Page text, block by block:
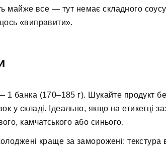
майже все — тут немає складного
«виправити».
1 банка (170–185 г). Шукайте продукт
у складі. Ідеально, якщо на етикетці
камчатського або синього.
краще за заморожені: текстура